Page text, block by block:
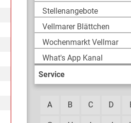
Stellenangebote
Vellmarer Blättchen
Wochenmarkt Vellmar
What's App Kanal
Service
A B C D